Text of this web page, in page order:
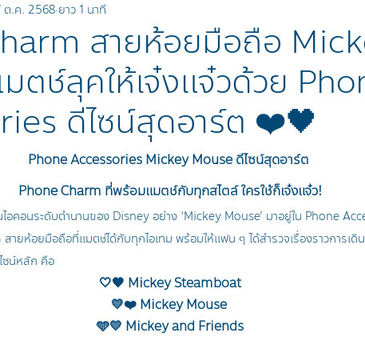
MICKEY AND FRIENDS
SHEEP OG BLEACH
สายห้อยมือถือ
ตช์ลุคให้เจ๋งแจ๋วด้วย
ดีไซน์สุดอาร์ต ❤️🖤
ต.ค. 2568 ยาว 1 นาที
Phone Accessories Mickey Mouse ดีไซน์สุดอาร์ต
Phone Charm ที่พร้อมแมตช์กับทุกสไตล์ ใครใช้ก็เจ๋งแจ๋ว!
อคอนระดับตำนานของ Disney อย่าง ‘Mickey Mouse’ มาอยู่ใน Phone
ายห้อยมือถือที่แมตช์ได้กับทุกไอเทม พร้อมให้แฟน ๆ ได้สำรวจเรื่องราวการเดิ
ซน์หลัก คือ
🤍🖤 Mickey Steamboat
💛❤️ Mickey Mouse
🩵💛 Mickey and Friends